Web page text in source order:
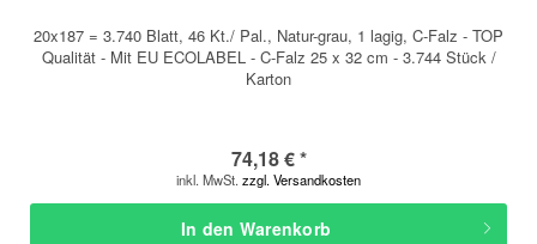
20x187 = 3.740 Blatt, 46 Kt./ Pal., Natur-grau, 1 lagig, C-Falz - TOP
Qualität - Mit EU ECOLABEL - C-Falz 25 x 32 cm - 3.744 Stück /
Karton
74,18 € *
inkl. MwSt. zzgl. Versandkosten
In den Warenkorb